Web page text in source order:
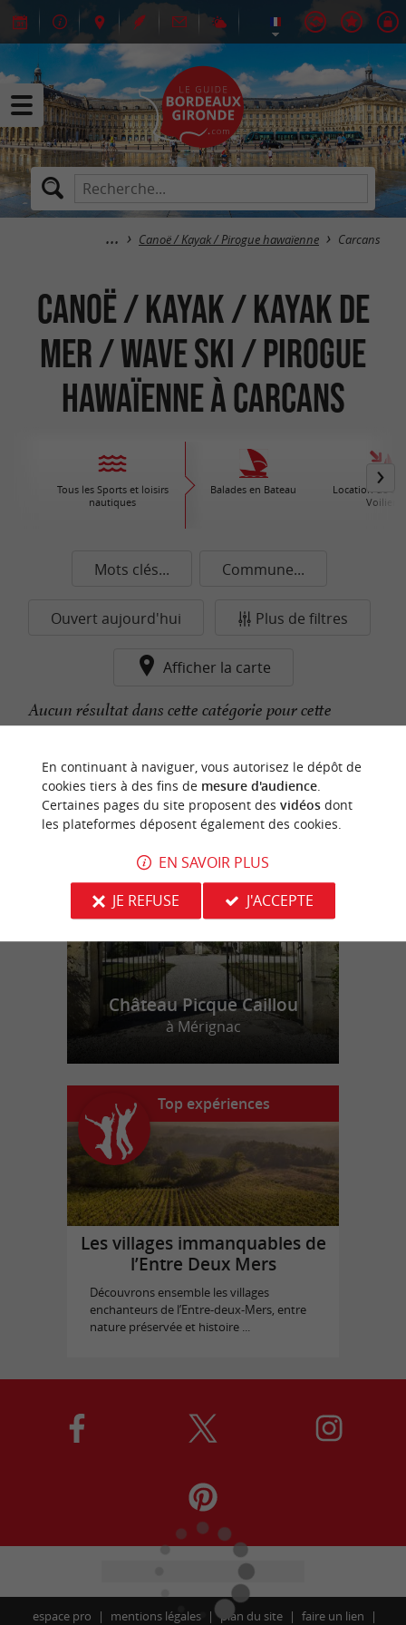
Canoë / Kayak / Pirogue hawaïenne Carcans
Canoë / Kayak / Kayak de
mer / Wave Ski / Pirogue
hawaïenne à Carcans
Tous les Sports et loisirs
nautiques
Balades en Bateau
Location de
Voiliers
Mots clés... Commune...
Ouvert aujourd'hui Plus de filtres
Afficher la carte
Aucun résultat dans cette catégorie pour cette
n
o
t
r
e
c
o
u
p
d
e
c
o
e
u
r
Château Picque Caillou
à Mérignac
Top expériences
Les villages immanquables de
l’Entre Deux Mers
Découvrons ensemble les villages
enchanteurs de l’Entre-deux-Mers, entre
nature préservée et histoire ...
espace pro mentions légales plan du site faire un lien
En continuant à naviguer, vous autorisez le dépôt de
cookies tiers à des fins de mesure d'audience.
Certaines pages du site proposent des vidéosdont
les plateformes déposent également des cookies.
EN SAVOIR PLUS
JE REFUSE
J'ACCEPTE